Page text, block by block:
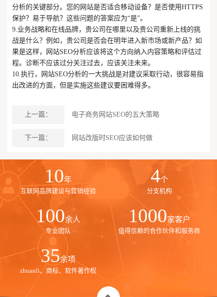
分析的关键部分。您的网站是否适合移动设备？是否使用HTTPS
保护？易于导航？这些问题的答案应为“是”。
9.业务战略和在线品牌，贵公司在哪里以及贵公司重新上线的挑
战是什么？例如，贵公司是否会在明年进入新市场或新产品？如
果是这样，网站SEO分析应该将这个方向纳入内容策略和评估过
程。诊断不应该过分关注过去，应该关注未来。
10.执行，网站SEO分析的一大挑战是对建议采取行动，很容易指
出改进的方面，但是实施这些建议要困难得多。
上一篇： 电子商务网站SEO的五大策略
下一篇： 网站改版时SEO应该如何做
10年
互联网品牌建设与营销经验
4个
分支机构
100余人
专业团队
1000家客户
值得信赖的合作伙伴和服务商
35余项
zhuanli、商标、软件著作权